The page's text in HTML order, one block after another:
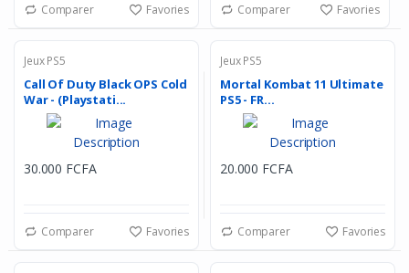
Comparer Favories Comparer Favories
Jeux PS5
Call Of Duty Black OPS Cold
War - (Playstati...
30.000 FCFA
Comparer Favories
Jeux PS5
Mortal Kombat 11 Ultimate
PS5 - FR...
20.000 FCFA
Comparer Favories